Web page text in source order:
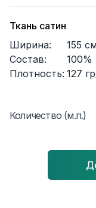
Ткань сатин
Ширина:
155
Состав:
100%
Плотность: 127
Количество (м.п.)